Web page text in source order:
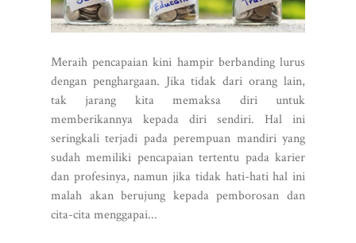
Meraih pencapaian kini hampir berbanding lurus
dengan penghargaan. Jika tidak dari orang lain,
tak jarang kita memaksa diri untuk
memberikannya kepada diri sendiri. Hal ini
seringkali terjadi pada perempuan mandiri yang
sudah memiliki pencapaian tertentu pada karier
dan profesinya, namun jika tidak hati-hati hal ini
malah akan berujung kepada pemborosan dan
cita-cita menggapai...